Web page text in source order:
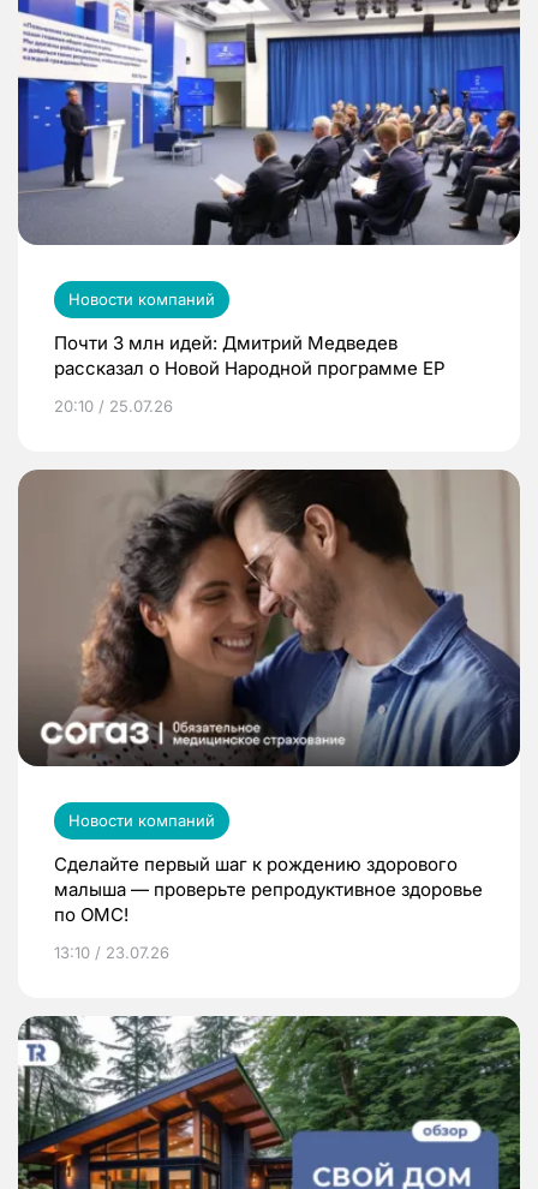
Новости компаний
Почти 3 млн идей: Дмитрий Медведев
рассказал о Новой Народной программе ЕР
20:10 / 25.07.26
Новости компаний
Сделайте первый шаг к рождению здорового
малыша — проверьте репродуктивное здоровье
по ОМС!
13:10 / 23.07.26